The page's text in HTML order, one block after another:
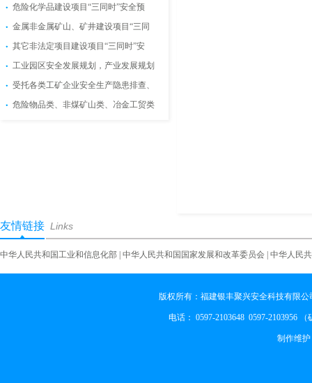
危险化学品建设项目“三同时”安全预
金属非金属矿山、矿井建设项目“三同
其它非法定项目建设项目“三同时”安
工业园区安全发展规划，产业发展规划
受托各类工矿企业安全生产隐患排查、
危险物品类、非煤矿山类、冶金工贸类
友情链接 Links
中华人民共和国工业和信息化部 中华人民共和国国家发展和改革委员会 中华人民
版权所有：福建银丰聚兴安全科技有限
电话： 0597-2103648 0597-2103956
制作维